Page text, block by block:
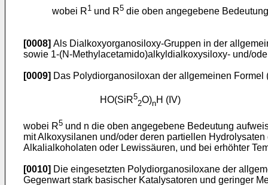
wobei R1 und R5 die oben angegebene
[0008] Als Dialkoxyorganosiloxy-Gruppen in der
sowie 1-(N-Methylacetamido)alkyldialkoxysiloxy- und/
[0009] Das Polydiorganosiloxan der allgemeinen
HO(SiR5
2O)nH (IV)
wobei R5 und n die oben angegebene Bedeutung
mit Alkoxysilanen und/oder deren partiellen
Alkalialkoholaten oder Lewissäuren, und bei erhöhter
[0010] Die eingesetzten Polydiorganosiloxane der
Gegenwart stark basischer Katalysatoren und geringer